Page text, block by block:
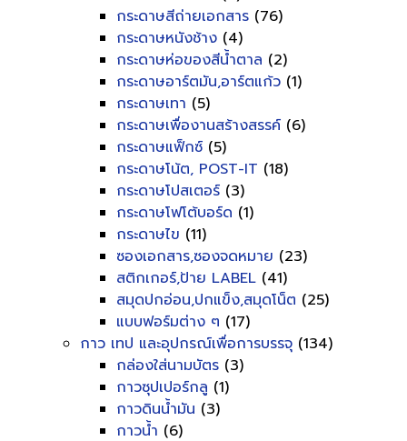
กระดาษสีถ่ายเอกสาร (76)
กระดาษหนังช้าง (4)
กระดาษห่อของสีน้ำตาล (2)
กระดาษอาร์ตมัน,อาร์ตแก้ว (1)
กระดาษเทา (5)
กระดาษเพื่องานสร้างสรรค์ (6)
กระดาษแฟ็กซ์ (5)
กระดาษโน้ต, POST-IT (18)
กระดาษโปสเตอร์ (3)
กระดาษโฟโต้บอร์ด (1)
กระดาษไข (11)
ซองเอกสาร,ซองจดหมาย (23)
สติกเกอร์,ป้าย LABEL (41)
สมุดปกอ่อน,ปกแข็ง,สมุดโน็ต (25)
แบบฟอร์มต่าง ๆ (17)
กาว เทป และอุปกรณ์เพื่อการบรรจุ (134)
กล่องใส่นามบัตร (3)
กาวซุปเปอร์กลู (1)
กาวดินน้ำมัน (3)
กาวน้ำ (6)